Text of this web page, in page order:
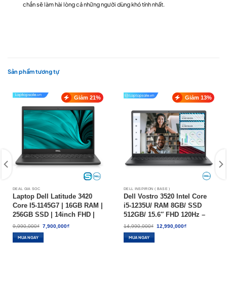
chắn sẽ làm hài lòng cả những người dùng khó tính nhất.
Sản phẩm tương tự
Giảm 21%
DEAL GIÁ SỐC
Laptop Dell Latitude 3420
Core I5-1145G7 | 16GB RAM |
256GB SSD | 14inch FHD |
WIN 10 – HÀNG CŨ 97-99%
9,990,000₫ Giá
gốc
là:
9,990,000₫.
7,900,000₫Giá
MUA NGAY
Giảm 13%
DELL INSPIRON ( BASE )
Dell Vostro 3520 Intel Core
i5-1235U/ RAM 8GB/ SSD
512GB/ 15.6″ FHD 120Hz –
NEW 100%
14,990,000₫ Giá
gốc
12,990,000₫Giá
MUA NGAY